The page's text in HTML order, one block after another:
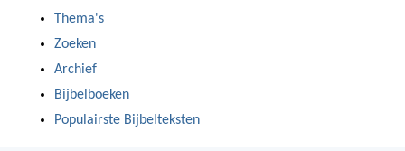
Thema's
Zoeken
Archief
Bijbelboeken
Populairste Bijbelteksten